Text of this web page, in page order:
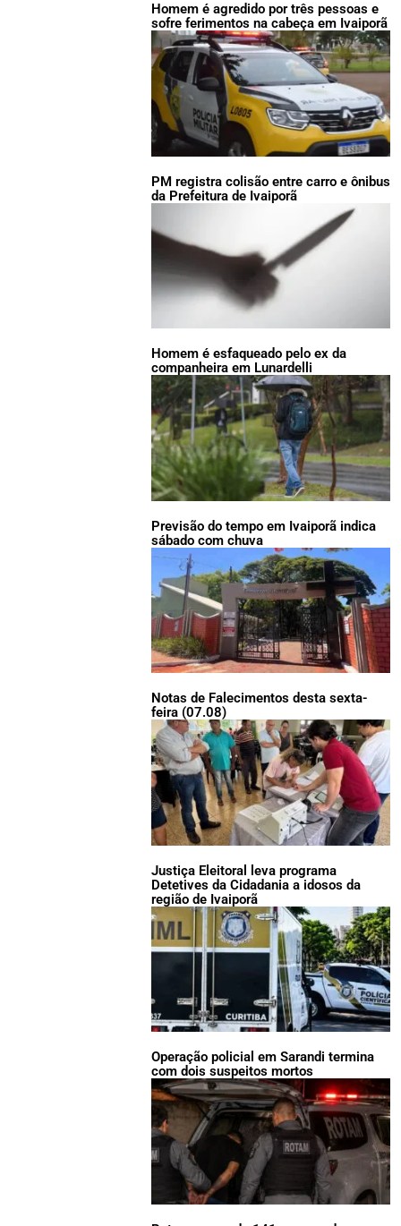
Homem é agredido por três pessoas e
sofre ferimentos na cabeça em Ivaiporã
PM registra colisão entre carro e ônibus
da Prefeitura de Ivaiporã
Homem é esfaqueado pelo ex da
companheira em Lunardelli
Previsão do tempo em Ivaiporã indica
sábado com chuva
Notas de Falecimentos desta sexta-
feira (07.08)
Justiça Eleitoral leva programa
Detetives da Cidadania a idosos da
região de Ivaiporã
Operação policial em Sarandi termina
com dois suspeitos mortos